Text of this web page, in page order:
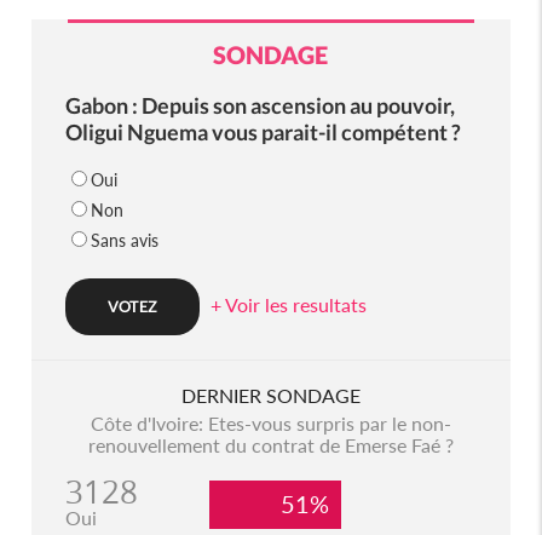
SONDAGE
Gabon : Depuis son ascension au pouvoir,
Oligui Nguema vous parait-il compétent ?
Oui
Non
Sans avis
+ Voir les resultats
DERNIER SONDAGE
Côte d'Ivoire: Etes-vous surpris par le non-
renouvellement du contrat de Emerse Faé ?
3128
Oui 51%